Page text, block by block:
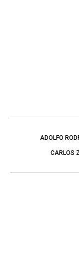
ADOLFO
CARLOS